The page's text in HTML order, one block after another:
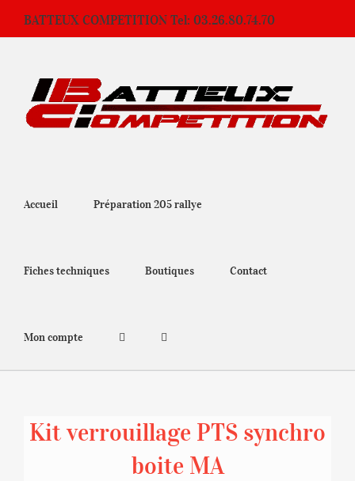
contenu
BATTEUX COMPETITION Tel: 03.26.80.74.70
Accueil Préparation 205 rallye
Fiches techniques Boutiques Contact
Mon compte
Kit verrouillage PTS synchro
boite MA